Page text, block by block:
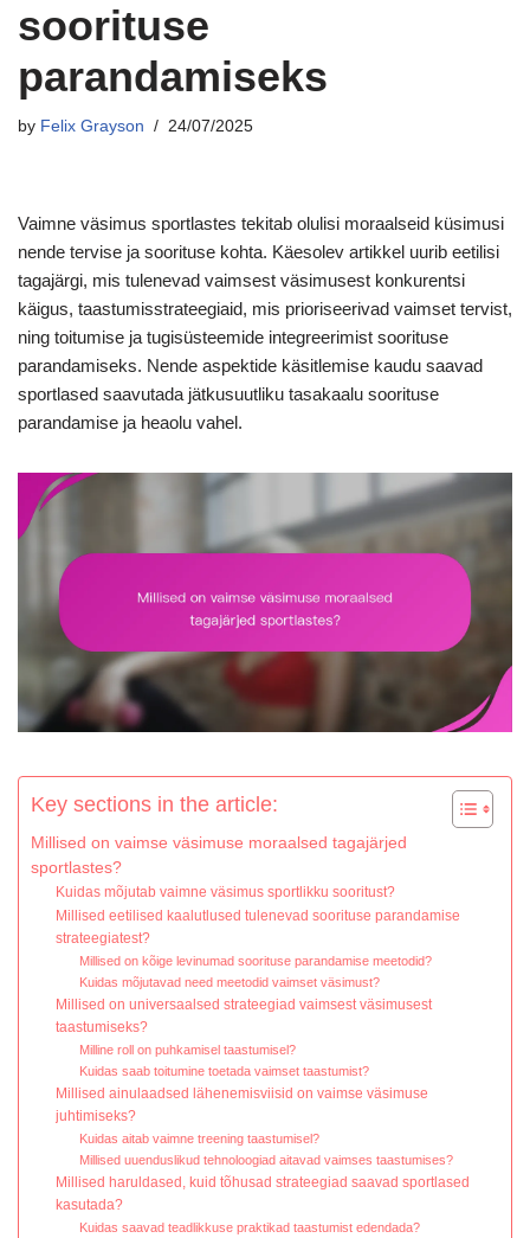
soorituse
parandamiseks
by Felix Grayson 24/07/2025
Vaimne väsimus sportlastes tekitab olulisi moraalseid küsimusi
nende tervise ja soorituse kohta. Käesolev artikkel uurib eetilisi
tagajärgi, mis tulenevad vaimsest väsimusest konkurentsi
käigus, taastumisstrateegiaid, mis prioriseerivad vaimset tervist,
ning toitumise ja tugisüsteemide integreerimist soorituse
parandamiseks. Nende aspektide käsitlemise kaudu saavad
sportlased saavutada jätkusuutliku tasakaalu soorituse
parandamise ja heaolu vahel.
Key sections in the article:
Millised on vaimse väsimuse moraalsed tagajärjed
sportlastes?
Kuidas mõjutab vaimne väsimus sportlikku sooritust?
Millised eetilised kaalutlused tulenevad soorituse parandamise
strateegiatest?
Millised on kõige levinumad soorituse parandamise meetodid?
Kuidas mõjutavad need meetodid vaimset väsimust?
Millised on universaalsed strateegiad vaimsest väsimusest
taastumiseks?
Milline roll on puhkamisel taastumisel?
Kuidas saab toitumine toetada vaimset taastumist?
Millised ainulaadsed lähenemisviisid on vaimse väsimuse
juhtimiseks?
Kuidas aitab vaimne treening taastumisel?
Millised uuenduslikud tehnoloogiad aitavad vaimses taastumises?
Millised haruldased, kuid tõhusad strateegiad saavad sportlased
kasutada?
Kuidas saavad teadlikkuse praktikad taastumist edendada?